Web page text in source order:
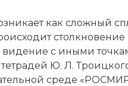
как сложный
видение с иными
Ю. Л.
среде